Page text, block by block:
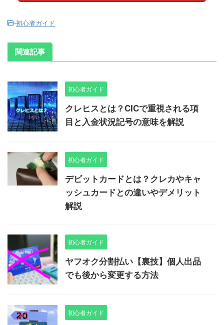
-初心者ガイド
関連記事
初心者ガイド
クレヒスとは？CICで重視される項
目と入金状況記号の意味を解説
初心者ガイド
デビットカードとは？クレカやキャ
ッシュカードとの違いやデメリット
解説
初心者ガイド
ヤフオク分割払い【裏技】個人出品
でも後から変更する方法
初心者ガイド